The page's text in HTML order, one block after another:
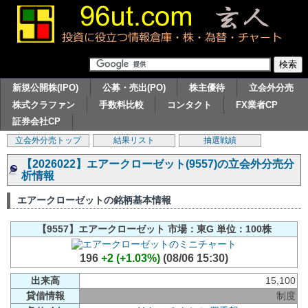
新規公開株(IPO) 公募・売出(PO) 株主優待
立会外分売
株式クラファン
手数料比較 コンタクト
FX業者CP
証券会社CP
立会外分売トップ 結果リスト 抽選戦績
【2026022】エアークローゼット(9557)の立会外分売分
析情報
エアークローゼットの銘柄基本情報
【9557】エアークローゼット 市場：東G 単位：100株
196 +2 (+1.03%) (08/06 15:30)
出来高
15,100
貸借情報
制度